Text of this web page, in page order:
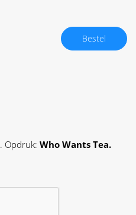
Bestel
. Opdruk: Who Wants Tea.